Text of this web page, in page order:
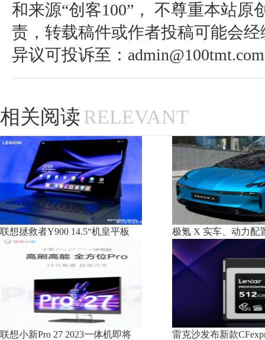
和来源“创客100”， 不尊重本站原
责，转载稿件或作者投稿可能会
异议可投诉至：admin@100tmt.com
相关阅读RELEVANT
联想拯救者Y900 14.5“机皇平板 极氪 X 实车、动力配
联想小新Pro 27 2023一体机即将
雷克沙发布新款